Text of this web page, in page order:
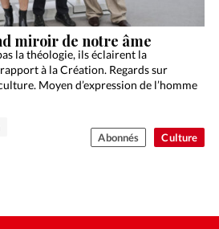
Culture
miroir de notre âme
la théologie, ils éclairent la
à la Création. Regards sur
Moyen d’expression de l’homme
Abonnés